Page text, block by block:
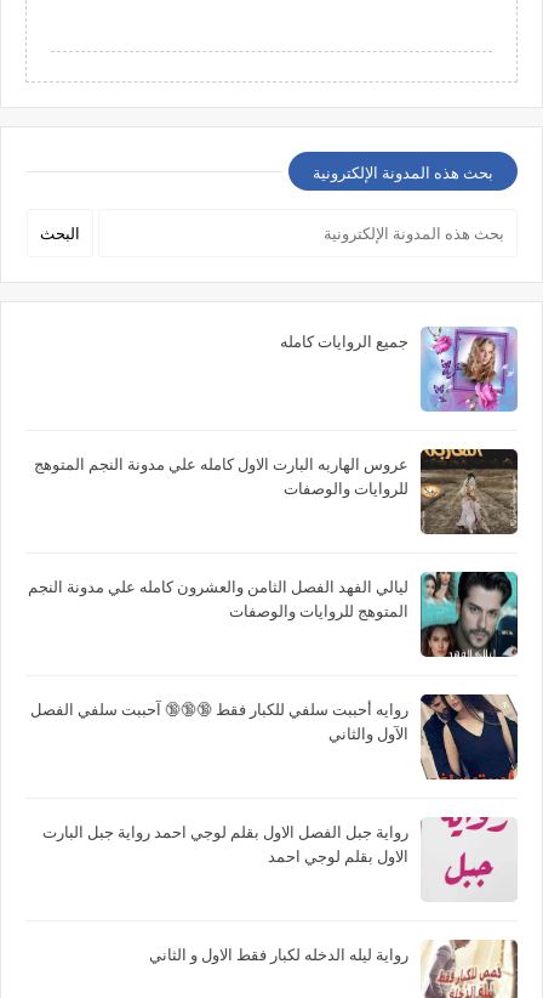
بحث هذه المدونة الإلكترونية
جميع الروايات كامله
عروس الهاربه البارت الاول كامله علي مدونة النجم المتوهج
للروايات والوصفات
ليالي الفهد الفصل الثامن والعشرون كامله علي مدونة النجم
المتوهج للروايات والوصفات
روايه أحببت سلفي للكبار فقط 🔞🔞🔞 آحببت سلفي الفصل
الآول والثاني
رواية جبل الفصل الاول بقلم لوجي احمد رواية جبل البارت
الاول بقلم لوجي احمد
رواية ليله الدخله لكبار فقط الاول و الثاني